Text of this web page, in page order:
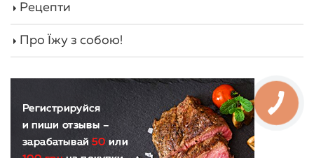
Рецепти
Про Їжу з собою!